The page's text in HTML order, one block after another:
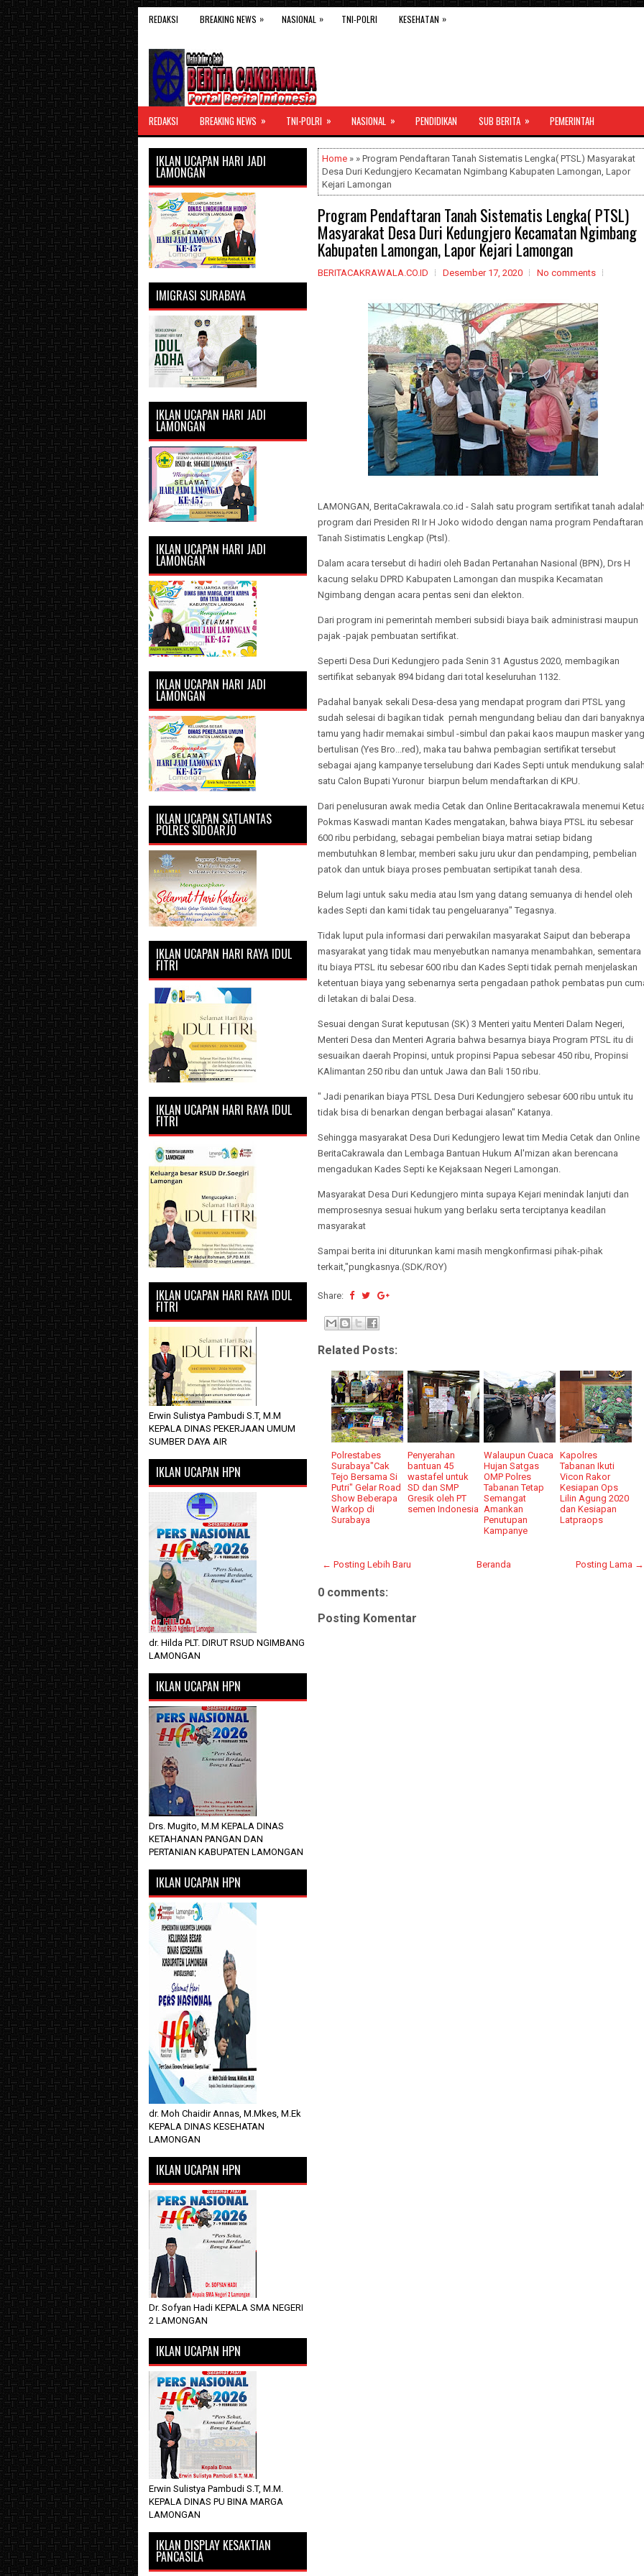
REDAKSI BREAKING NEWS » NASIONAL » TNI-POLRI KESEHATAN »
REDAKSI BREAKING NEWS » TNI-POLRI » NASIONAL » PENDIDIKAN SUB BERITA » PEMERINTAH
Home » » Program Pendaftaran Tanah Sistematis Lengka( PTSL) Masyarakat
Desa Duri Kedungjero Kecamatan Ngimbang Kabupaten Lamongan, Lapor
Kejari Lamongan
Program Pendaftaran Tanah Sistematis Lengka( PTSL)
Masyarakat Desa Duri Kedungjero Kecamatan Ngimbang
Kabupaten Lamongan, Lapor Kejari Lamongan
BERITACAKRAWALA.CO.ID Desember 17, 2020 No comments
LAMONGAN, BeritaCakrawala.co.id - Salah satu program sertifikat tanah
program dari Presiden RI Ir H Joko widodo dengan nama program Pendaftaran
Tanah Sistimatis Lengkap (Ptsl).
Dalam acara tersebut di hadiri oleh Badan Pertanahan Nasional (BPN), Drs H
kacung selaku DPRD Kabupaten Lamongan dan muspika Kecamatan
Ngimbang dengan acara pentas seni dan elekton.
Dari program ini pemerintah memberi subsidi biaya baik administrasi maupun
pajak -pajak pembuatan sertifikat.
Seperti Desa Duri Kedungjero pada Senin 31 Agustus 2020, membagikan
sertifikat sebanyak 894 bidang dari total keseluruhan 1132.
Padahal banyak sekali Desa-desa yang mendapat program dari PTSL yang
sudah selesai di bagikan tidak pernah mengundang beliau dan dari banyaknya
tamu yang hadir memakai simbul -simbul dan pakai kaos maupun masker yang
bertulisan (Yes Bro...red), maka tau bahwa pembagian sertifikat tersebut
sebagai ajang kampanye terselubung dari Kades Septi untuk mendukung
satu Calon Bupati Yuronur biarpun belum mendaftarkan di KPU.
Dari penelusuran awak media Cetak dan Online Beritacakrawala menemui
Pokmas Kaswadi mantan Kades mengatakan, bahwa biaya PTSL itu sebesar
600 ribu perbidang, sebagai pembelian biaya matrai setiap bidang
membutuhkan 8 lembar, memberi saku juru ukur dan pendamping, pembelian
patok dan untuk biaya proses pembuatan sertipikat tanah desa.
Belum lagi untuk saku media atau lsm yang datang semuanya di hendel oleh
kades Septi dan kami tidak tau pengeluaranya" Tegasnya.
Tidak luput pula informasi dari perwakilan masyarakat Saiput dan beberapa
masyarakat yang tidak mau menyebutkan namanya menambahkan, sementara
itu biaya PTSL itu sebesar 600 ribu dan Kades Septi tidak pernah menjelaskan
ketentuan biaya yang sebenarnya serta pengadaan pathok pembatas pun
di letakan di balai Desa.
Sesuai dengan Surat keputusan (SK) 3 Menteri yaitu Menteri Dalam Negeri,
Menteri Desa dan Menteri Agraria bahwa besarnya biaya Program PTSL itu di
sesuaikan daerah Propinsi, untuk propinsi Papua sebesar 450 ribu, Propinsi
KAlimantan 250 ribu dan untuk Jawa dan Bali 150 ribu.
" Jadi penarikan biaya PTSL Desa Duri Kedungjero sebesar 600 ribu untuk itu
tidak bisa di benarkan dengan berbagai alasan" Katanya.
Sehingga masyarakat Desa Duri Kedungjero lewat tim Media Cetak dan Online
BeritaCakrawala dan Lembaga Bantuan Hukum Al'mizan akan berencana
mengadukan Kades Septi ke Kejaksaan Negeri Lamongan.
Masyarakat Desa Duri Kedungjero minta supaya Kejari menindak lanjuti dan
memprosesnya sesuai hukum yang berlaku serta terciptanya keadilan
masyarakat
Sampai berita ini diturunkan kami masih mengkonfirmasi pihak-pihak
terkait,"pungkasnya.(SDK/ROY)
Share:
Related Posts:
Polrestabes
Surabaya"Cak
Tejo Bersama Si
Putri" Gelar Road
Show Beberapa
Warkop di
Surabaya
Penyerahan
bantuan 45
wastafel untuk
SD dan SMP
Gresik oleh PT
semen Indonesia
Walaupun Cuaca
Hujan Satgas
OMP Polres
Tabanan Tetap
Semangat
Amankan
Penutupan
Kampanye
Kapolres
Tabanan Ikuti
Vicon Rakor
Kesiapan Ops
Lilin Agung 2020
dan Kesiapan
Latpraops
← Posting Lebih Baru Posting Lama →
Beranda
0 comments:
Posting Komentar
IKLAN UCAPAN HARI JADI
LAMONGAN
IMIGRASI SURABAYA
IKLAN UCAPAN HARI JADI
LAMONGAN
IKLAN UCAPAN HARI JADI
LAMONGAN
IKLAN UCAPAN HARI JADI
LAMONGAN
IKLAN UCAPAN SATLANTAS
POLRES SIDOARJO
IKLAN UCAPAN HARI RAYA IDUL
FITRI
IKLAN UCAPAN HARI RAYA IDUL
FITRI
IKLAN UCAPAN HARI RAYA IDUL
FITRI
Erwin Sulistya Pambudi S.T, M.M
KEPALA DINAS PEKERJAAN UMUM
SUMBER DAYA AIR
IKLAN UCAPAN HPN
dr. Hilda PLT. DIRUT RSUD NGIMBANG
LAMONGAN
IKLAN UCAPAN HPN
Drs. Mugito, M.M KEPALA DINAS
KETAHANAN PANGAN DAN
PERTANIAN KABUPATEN LAMONGAN
IKLAN UCAPAN HPN
dr. Moh Chaidir Annas, M.Mkes, M.Ek
KEPALA DINAS KESEHATAN
LAMONGAN
IKLAN UCAPAN HPN
Dr. Sofyan Hadi KEPALA SMA NEGERI
2 LAMONGAN
IKLAN UCAPAN HPN
Erwin Sulistya Pambudi S.T, M.M.
KEPALA DINAS PU BINA MARGA
LAMONGAN
IKLAN DISPLAY KESAKTIAN
PANCASILA